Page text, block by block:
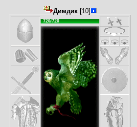
Димдик [10]
720/720